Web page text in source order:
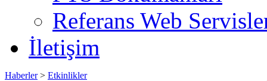
Referans Web
İletişim
Haberler> Etkinlikler